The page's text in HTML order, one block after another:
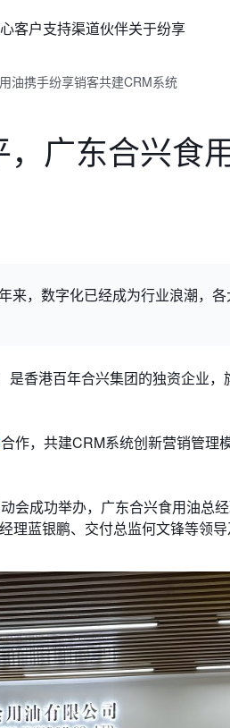
客户支持渠道伙伴关于纷享
油携手纷享销客共建CRM系统
广东合兴食
来，数字化已经成为行业浪潮，
是香港百年合兴集团的独资企业
合作，共建CRM系统创新营销管理
会成功举办，广东合兴食用油总
理蓝银鹏、交付总监何文锋等领